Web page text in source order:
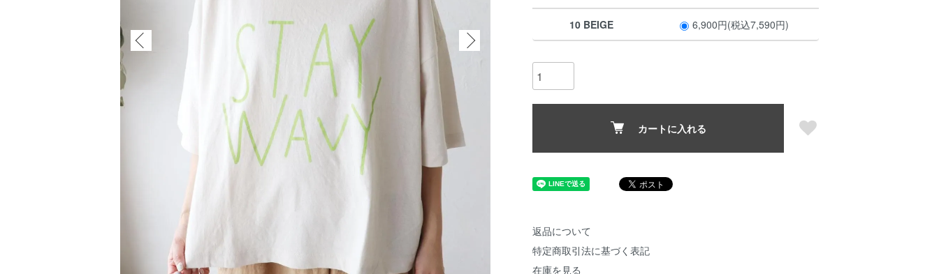
10 BEIGE 6,900円(税込7,590円)
カートに入れる
返品について
特定商取引法に基づく表記
在庫を見る